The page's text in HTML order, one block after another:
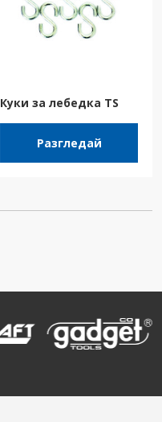
Куки за лебедка TS
Разгледай